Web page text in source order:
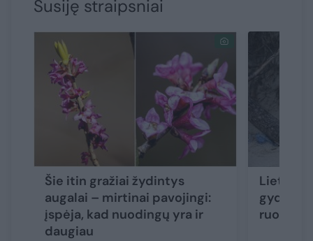
Susiję straipsniai
Šie itin gražiai žydintys
augalai – mirtinai pavojingi:
įspėja, kad nuodingų yra ir
daugiau
gydomi